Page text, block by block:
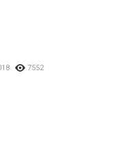
7552